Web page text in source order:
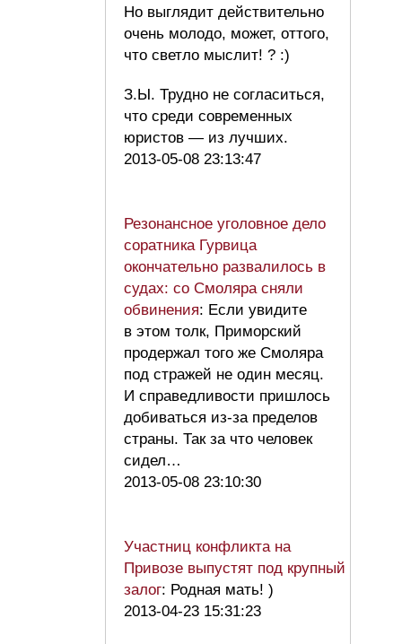
Но выглядит действительно
очень молодо, может, оттого,
что светло мыслит! ? :)
З.Ы. Трудно не согласиться,
что среди современных
юристов — из лучших.
2013-05-08 23:13:47
Резонансное уголовное дело
соратника Гурвица
окончательно развалилось в
судах: со Смоляра сняли
обвинения: Если увидите
в этом толк, Приморский
продержал того же Смоляра
под стражей не один месяц.
И справедливости пришлось
добиваться из-за пределов
страны. Так за что человек
сидел…
2013-05-08 23:10:30
Участниц конфликта на
Привозе выпустят под крупный
залог: Родная мать! )
2013-04-23 15:31:23